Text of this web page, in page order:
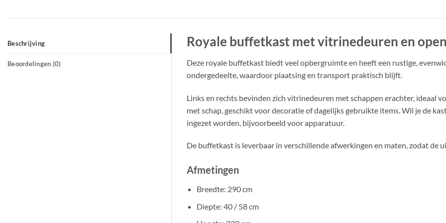
Beschrijving
Beoordelingen (0)
Royale buffetkast met vitrinedeuren en
Deze royale buffetkast biedt veel opbergruimte en heeft een rustige,
ondergedeelte, waardoor plaatsing en transport praktisch blijft.
Links en rechts bevinden zich vitrinedeuren met schappen erachter, ideaal
met schap, geschikt voor decoratie of dagelijks gebruikte items. Wil je de
ingezet worden, bijvoorbeeld voor apparatuur.
De buffetkast is leverbaar in verschillende afwerkingen en maten, zodat
Afmetingen
Breedte: 290 cm
Diepte: 40 / 58 cm